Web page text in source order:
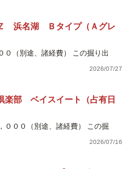
浜名湖 Ｂタイプ（Ａグレ
（別途、諸経費） この掘り出
2026/07/27
楽部 ベイスイート（占有日
００（別途、諸経費） この掘
2026/07/16